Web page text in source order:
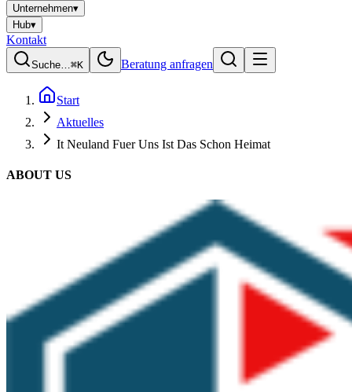
Unternehmen▾
Hub▾
Kontakt
Suche…⌘K Beratung anfragen
Start
Aktuelles
It Neuland Fuer Uns Ist Das Schon Heimat
ABOUT US